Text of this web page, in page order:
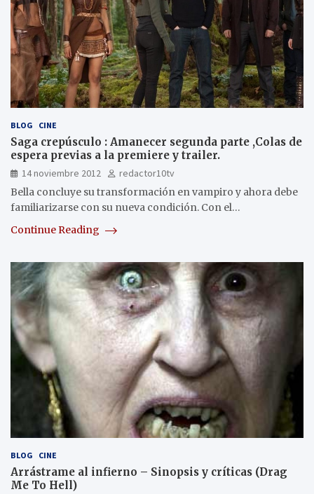
BLOG CINE
Saga crepúsculo : Amanecer segunda parte ,Colas de
espera previas a la premiere y trailer.
14 noviembre 2012
redactor10tv
Bella concluye su transformación en vampiro y ahora debe
familiarizarse con su nueva condición. Con el…
Continue Reading
BLOG CINE
Arrástrame al infierno – Sinopsis y críticas (Drag
Me To Hell)